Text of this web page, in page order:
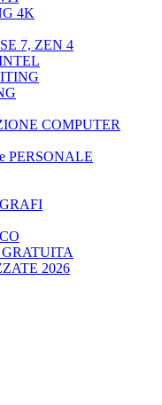
4K
7, ZEN 4
COMPUTER
PERSONALE
2026